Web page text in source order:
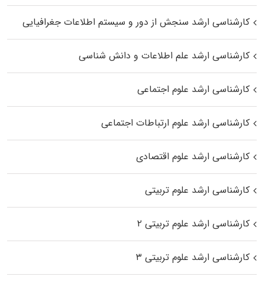
کارشناسی ارشد سنجش از دور و سیستم اطلاعات جغرافیایی
کارشناسی ارشد علم اطلاعات و دانش شناسی
کارشناسی ارشد علوم اجتماعی
کارشناسی ارشد علوم ارتباطات اجتماعی
کارشناسی ارشد علوم اقتصادی
کارشناسی ارشد علوم تربیتی
کارشناسی ارشد علوم تربیتی ۲
کارشناسی ارشد علوم تربیتی ۳